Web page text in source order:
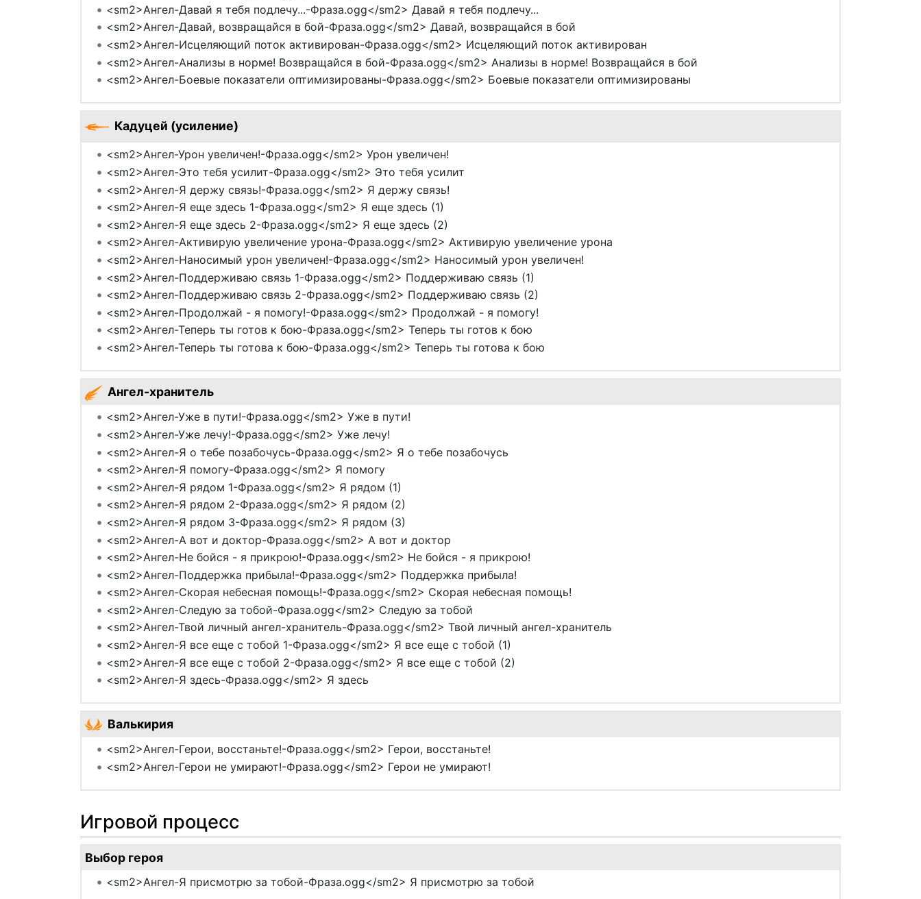
<sm2>Ангел-Давай я тебя подлечу...-Фраза.ogg</sm2> Давай я тебя подлечу...
<sm2>Ангел-Давай, возвращайся в бой-Фраза.ogg</sm2> Давай, возвращайся в бой
<sm2>Ангел-Исцеляющий поток активирован-Фраза.ogg</sm2> Исцеляющий поток активирован
<sm2>Ангел-Анализы в норме! Возвращайся в бой-Фраза.ogg</sm2> Анализы в норме! Возвращайся в бой
<sm2>Ангел-Боевые показатели оптимизированы-Фраза.ogg</sm2> Боевые показатели оптимизированы
Кадуцей (усиление)
<sm2>Ангел-Урон увеличен!-Фраза.ogg</sm2> Урон увеличен!
<sm2>Ангел-Это тебя усилит-Фраза.ogg</sm2> Это тебя усилит
<sm2>Ангел-Я держу связь!-Фраза.ogg</sm2> Я держу связь!
<sm2>Ангел-Я еще здесь 1-Фраза.ogg</sm2> Я еще здесь (1)
<sm2>Ангел-Я еще здесь 2-Фраза.ogg</sm2> Я еще здесь (2)
<sm2>Ангел-Активирую увеличение урона-Фраза.ogg</sm2> Активирую увеличение урона
<sm2>Ангел-Наносимый урон увеличен!-Фраза.ogg</sm2> Наносимый урон увеличен!
<sm2>Ангел-Поддерживаю связь 1-Фраза.ogg</sm2> Поддерживаю связь (1)
<sm2>Ангел-Поддерживаю связь 2-Фраза.ogg</sm2> Поддерживаю связь (2)
<sm2>Ангел-Продолжай - я помогу!-Фраза.ogg</sm2> Продолжай - я помогу!
<sm2>Ангел-Теперь ты готов к бою-Фраза.ogg</sm2> Теперь ты готов к бою
<sm2>Ангел-Теперь ты готова к бою-Фраза.ogg</sm2> Теперь ты готова к бою
Ангел-хранитель
<sm2>Ангел-Уже в пути!-Фраза.ogg</sm2> Уже в пути!
<sm2>Ангел-Уже лечу!-Фраза.ogg</sm2> Уже лечу!
<sm2>Ангел-Я о тебе позабочусь-Фраза.ogg</sm2> Я о тебе позабочусь
<sm2>Ангел-Я помогу-Фраза.ogg</sm2> Я помогу
<sm2>Ангел-Я рядом 1-Фраза.ogg</sm2> Я рядом (1)
<sm2>Ангел-Я рядом 2-Фраза.ogg</sm2> Я рядом (2)
<sm2>Ангел-Я рядом 3-Фраза.ogg</sm2> Я рядом (3)
<sm2>Ангел-А вот и доктор-Фраза.ogg</sm2> А вот и доктор
<sm2>Ангел-Не бойся - я прикрою!-Фраза.ogg</sm2> Не бойся - я прикрою!
<sm2>Ангел-Поддержка прибыла!-Фраза.ogg</sm2> Поддержка прибыла!
<sm2>Ангел-Скорая небесная помощь!-Фраза.ogg</sm2> Скорая небесная помощь!
<sm2>Ангел-Следую за тобой-Фраза.ogg</sm2> Следую за тобой
<sm2>Ангел-Твой личный ангел-хранитель-Фраза.ogg</sm2> Твой личный ангел-хранитель
<sm2>Ангел-Я все еще с тобой 1-Фраза.ogg</sm2> Я все еще с тобой (1)
<sm2>Ангел-Я все еще с тобой 2-Фраза.ogg</sm2> Я все еще с тобой (2)
<sm2>Ангел-Я здесь-Фраза.ogg</sm2> Я здесь
Валькирия
<sm2>Ангел-Герои, восстаньте!-Фраза.ogg</sm2> Герои, восстаньте!
<sm2>Ангел-Герои не умирают!-Фраза.ogg</sm2> Герои не умирают!
Игровой процесс
Выбор героя
<sm2>Ангел-Я присмотрю за тобой-Фраза.ogg</sm2> Я присмотрю за тобой